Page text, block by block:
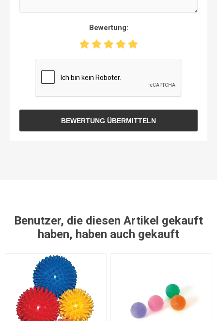
Bewertung:
BEWERTUNG ÜBERMITTELN
Benutzer, die diesen Artikel gekauft
haben, haben auch gekauft